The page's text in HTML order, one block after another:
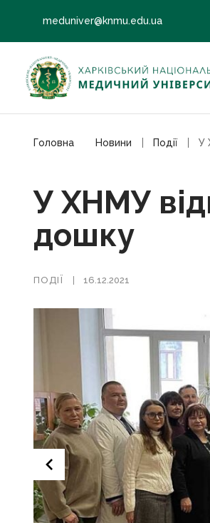
meduniver@knmu.edu.ua
Головна Новини Події У
У ХНМУ
дошку
ПОДІЇ 16.12.2021